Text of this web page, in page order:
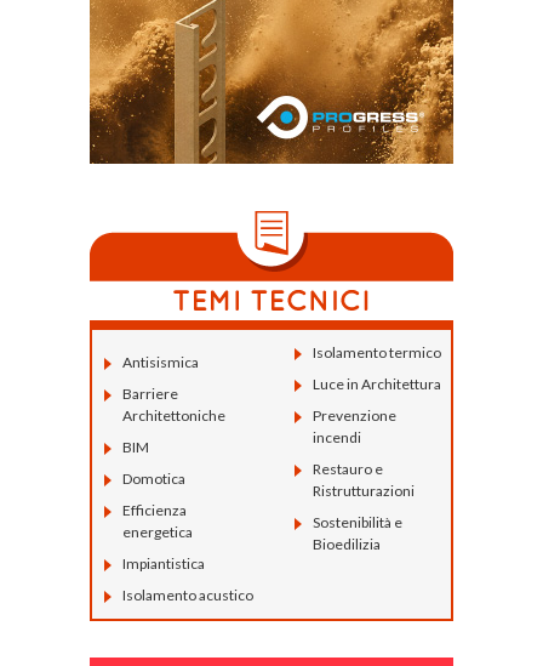
Antisismica
Barriere
Architettoniche
BIM
Domotica
Efficienza
energetica
Impiantistica
Isolamento acustico
Isolamento termico
Luce in Architettura
Prevenzione
incendi
Restauro e
Ristrutturazioni
Sostenibilità e
Bioedilizia